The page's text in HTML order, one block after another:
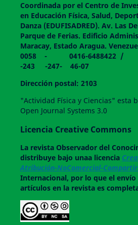
Coordinada por el Centro de
en Educación Física, Salud,
Danza (EDUFISADRED). Av. Las
Parque de Ferias. Edificio
Maracay, Estado Aragua.
0058 - 0416-6488422 /
-243 -247- 46-07
Dirección postal: 2103
"Actividad Física y Ciencias" esta
Open Journal Systems 3.0
Licencia Creative Commons
La revistaObservador del
distribuye bajo unaa licencia
Atribución-NoComercial-
Internacional, por lo que el
artículos en la revista es